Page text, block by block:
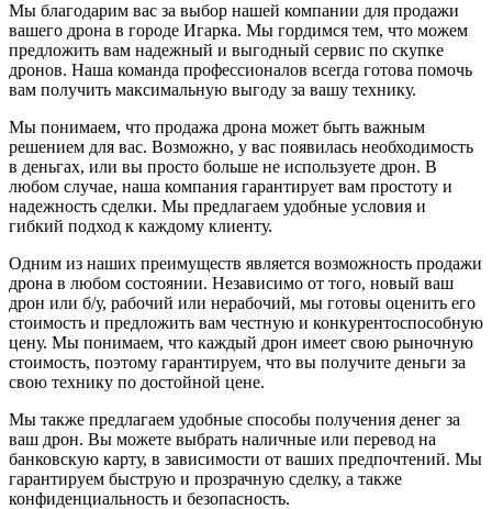
Мы благодарим вас за выбор нашей компании для продажи
вашего дрона в городе Игарка. Мы гордимся тем, что можем
предложить вам надежный и выгодный сервис по скупке
дронов. Наша команда профессионалов всегда готова помочь
вам получить максимальную выгоду за вашу технику.
Мы понимаем, что продажа дрона может быть важным
решением для вас. Возможно, у вас появилась необходимость
в деньгах, или вы просто больше не используете дрон. В
любом случае, наша компания гарантирует вам простоту и
надежность сделки. Мы предлагаем удобные условия и
гибкий подход к каждому клиенту.
Одним из наших преимуществ является возможность продажи
дрона в любом состоянии. Независимо от того, новый ваш
дрон или б/у, рабочий или нерабочий, мы готовы оценить его
стоимость и предложить вам честную и конкурентоспособную
цену. Мы понимаем, что каждый дрон имеет свою рыночную
стоимость, поэтому гарантируем, что вы получите деньги за
свою технику по достойной цене.
Мы также предлагаем удобные способы получения денег за
ваш дрон. Вы можете выбрать наличные или перевод на
банковскую карту, в зависимости от ваших предпочтений. Мы
гарантируем быструю и прозрачную сделку, а также
конфиденциальность и безопасность.